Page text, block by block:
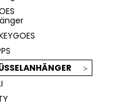
- EDELSTAHL